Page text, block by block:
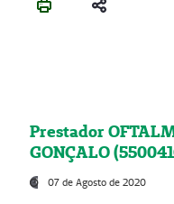
Prestador
GONÇALO
07 de Agosto de 2020